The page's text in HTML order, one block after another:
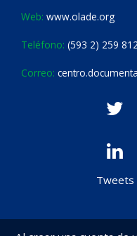
Web: www.olade.org
Teléfono: (593 2) 259
Correo:
Tweets